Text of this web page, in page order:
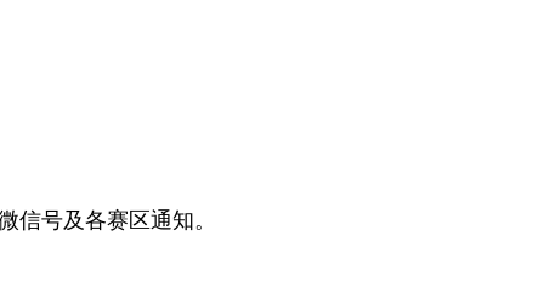
号及各赛区通知。